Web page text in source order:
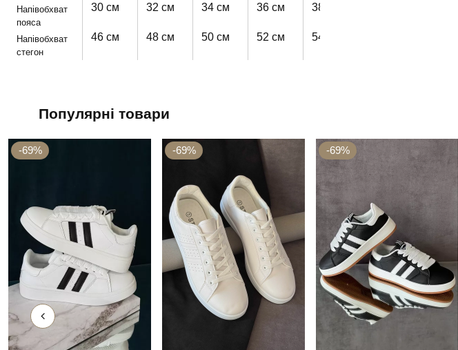
Напівобхват
пояса
30 см 32 см 34 см 36 см 38 см
Напівобхват
стегон
46 см 48 см 50 см 52 см 54 см
Популярні товари
-69% -69% -69%